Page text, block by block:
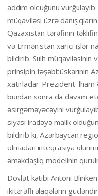
addım olduğunu
müqaviləsi üzrə
Qazaxıstan tərəfinin
və Ermənistan xarici işlər
bildirib. Sülh müqaviləsinin
prinsipin təşəbbüskarının
xatırladan Prezident
bundan sonra da davam
əsirgəməyəcəyini
siyasi iradəyə malik
bildirib ki, Azərbaycan
olmadan inteqrasiya
əməkdaşlıq modelinin
Dövlət katibi Antoni Blinken
ikitərəfli əlaqələrin